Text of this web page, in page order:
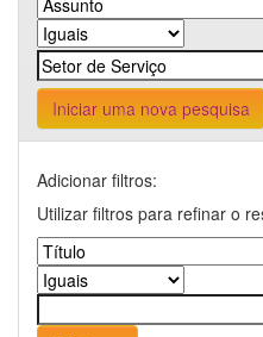
Iniciar uma nova pesquisa
Adicionar filtros:
Utilizar filtros para refinar o